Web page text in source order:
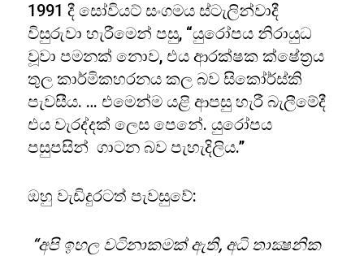
1991 දී සෝවියට් සංගමය ස්ටැලින්වාදී
විසුරුවා හැරීමෙන් පසු, “යුරෝපය නිරායුධ
වූවා පමනක් නොව, එය ආරක්ෂක ක්ෂේත්‍රය
තුල කාර්මිකහරනය කල බව සිකෝර්ස්කි
පැවසීය. … එමෙන්ම යළි ආපසු හැරී බැලීමේදී
එය වැරද්දක් ලෙස පෙනේ. යුරෝපය
පසුපසින් ගාටන බව පැහැදිලිය.”
ඔහු වැඩිදුරටත් පැවසුවේ:
“අපි ඉහල වටිනාකමක් ඇති, අධි තාක්‍ෂනික